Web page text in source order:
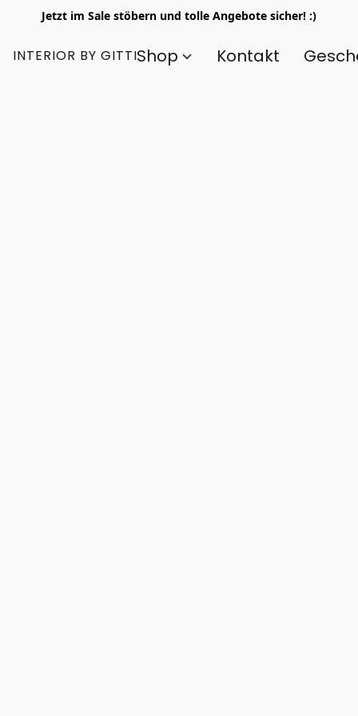
Jetzt im Sale stöbern und tolle Angebote sicher! :)
INTERIOR BY GITTIShop Kontakt